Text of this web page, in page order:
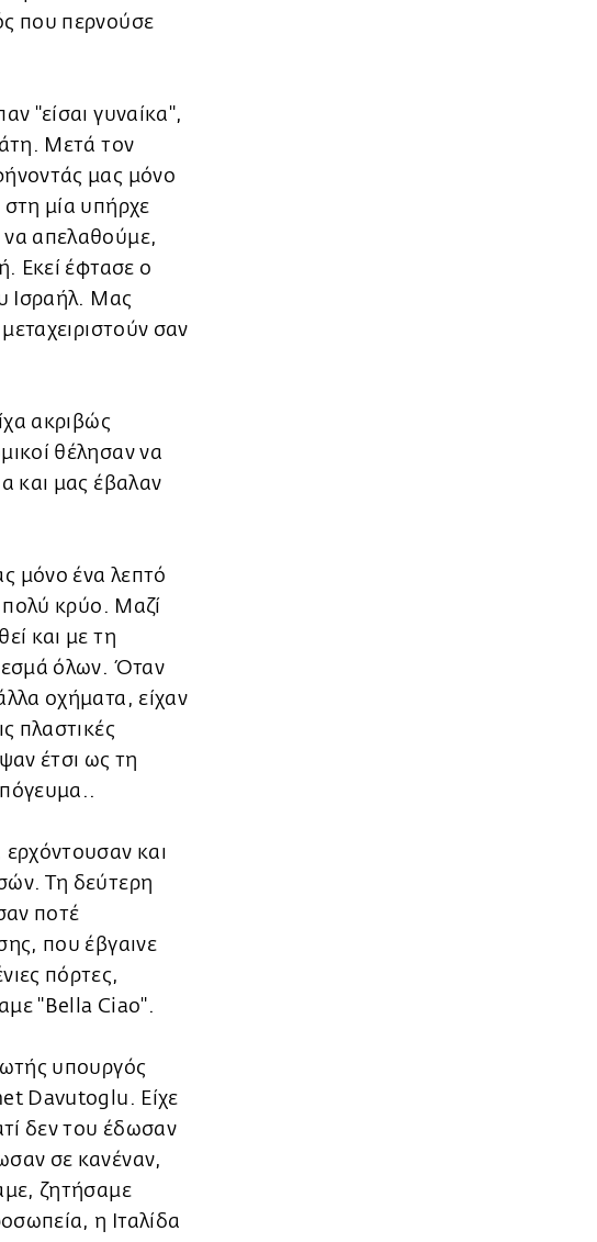
που περνούσε
"είσαι γυναίκα",
Μετά τον
μας μόνο
μία υπήρχε
απελαθούμε,
Εκεί έφτασε ο
Ισραήλ. Μας
σαν
ακριβώς
θέλησαν να
και μας έβαλαν
μόνο ένα λεπτό
πολύ κρύο. Μαζί
και με τη
όλων. Όταν
οχήματα, είχαν
πλαστικές
έτσι ως τη
και
Τη δεύτερη
ποτέ
που έβγαινε
πόρτες,
"Bella Ciao".
υπουργός
Davutoglu. Είχε
δεν του έδωσαν
σε κανέναν,
ζητήσαμε
η Ιταλίδα